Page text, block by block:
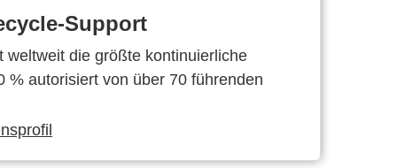
Support
weltweit die größte kontinuierliche
% autorisiert von über 70 führenden